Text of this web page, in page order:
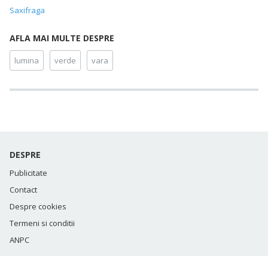
Saxifraga
AFLA MAI MULTE DESPRE
lumina verde vara
DESPRE
Publicitate
Contact
Despre cookies
Termeni si conditii
ANPC